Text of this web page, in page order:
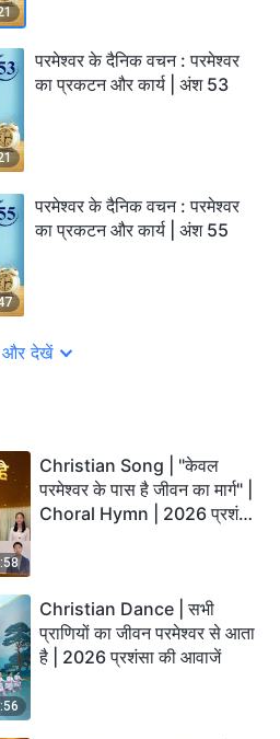
परमेश्वर के दैनिक वचन : परमेश्वर
का प्रकटन और कार्य | अंश 53
परमेश्वर के दैनिक वचन : परमेश्वर
का प्रकटन और कार्य | अंश 55
और देखें
Christian Song | "केवल
परमेश्वर के पास है जीवन का मार्ग" |
Choral Hymn | 2026 प्रशंसा
Christian Dance | सभी
प्राणियों का जीवन परमेश्वर से आता
है | 2026 प्रशंसा की आवाजें